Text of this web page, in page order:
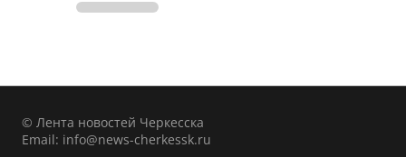
© Лента новостей Черкесска
Email: info@news-cherkessk.ru